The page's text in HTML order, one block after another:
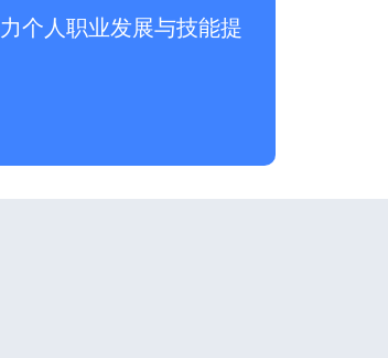
个人职业发展与技能提